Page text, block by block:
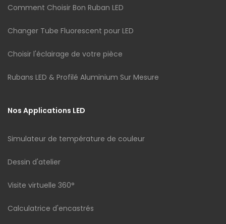
Comment Choisir Bon Ruban LED
Changer Tube Fluorescent pour LED
Choisir l'éclairage de votre pièce
Rubans LED & Profilé Aluminium Sur Mesure
Nos Applications LED
Simulateur de température de couleur
Dessin d'atelier
Visite virtuelle 360°
Calculatrice d'encastrés